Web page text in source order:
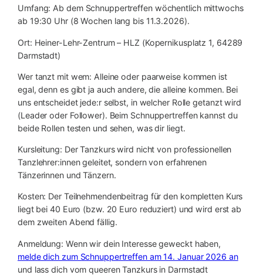
Umfang: Ab dem Schnuppertreffen wöchentlich mittwochs
ab 19:30 Uhr (8 Wochen lang bis 11.3.2026).
Ort: Heiner-Lehr-Zentrum – HLZ (Kopernikusplatz 1, 64289
Darmstadt)
Wer tanzt mit wem: Alleine oder paarweise kommen ist
egal, denn es gibt ja auch andere, die alleine kommen. Bei
uns entscheidet jede:r selbst, in welcher Rolle getanzt wird
(Leader oder Follower). Beim Schnuppertreffen kannst du
beide Rollen testen und sehen, was dir liegt.
Kursleitung: Der Tanzkurs wird nicht von professionellen
Tanzlehrer:innen geleitet, sondern von erfahrenen
Tänzerinnen und Tänzern.
Kosten: Der Teilnehmendenbeitrag für den kompletten Kurs
liegt bei 40 Euro (bzw. 20 Euro reduziert) und wird erst ab
dem zweiten Abend fällig.
Anmeldung: Wenn wir dein Interesse geweckt haben,
melde dich zum Schnuppertreffen am 14. Januar 2026 an
und lass dich vom queeren Tanzkurs in Darmstadt